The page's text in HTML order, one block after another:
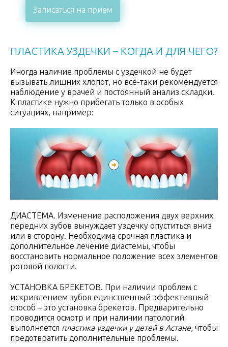
Записаться на прием
ПЛАСТИКА УЗДЕЧКИ – КОГДА И ДЛЯ ЧЕГО?
Иногда наличие проблемы с уздечкой не будет
вызывать лишних хлопот, но всё-таки рекомендуется
наблюдение у врачей и постоянный анализ складки.
К пластике нужно прибегать только в особых
ситуациях, например:
ДИАСТЕМА. Изменение расположения двух верхних
передних зубов вынуждает уздечку опуститься вниз
или в сторону. Необходима срочная пластика и
дополнительное лечение диастемы, чтобы
восстановить нормальное положение всех элементов
ротовой полости.
УСТАНОВКА БРЕКЕТОВ. При наличии проблем с
искривлением зубов единственный эффективный
способ – это установка брекетов. Предварительно
проводится осмотр и при наличии патологий
выполняется пластика уздечки у детей в Астане, чтобы
предотвратить дополнительные проблемы.